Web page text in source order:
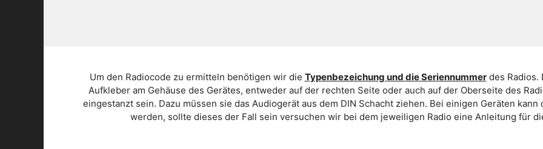
Um den Radiocode zu ermitteln benötigen wir die Typenbezeichung und die Seriennummerdes Radios.
Aufkleber am Gehäuse des Gerätes, entweder auf der rechten Seite oder auch auf der Oberseite des
eingestanzt sein. Dazu müssen sie das Audiogerät aus dem DIN Schacht ziehen. Bei einigen Geräten
werden, sollte dieses der Fall sein versuchen wir bei dem jeweiligen Radio eine Anleitung für